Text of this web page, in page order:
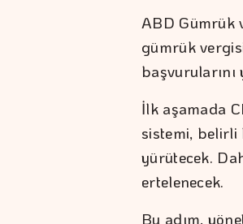
ABD Gümrük
gümrük
İlk aşamada
sistemi, belirli
yürütecek.
ertelenecek.
Bu adım,